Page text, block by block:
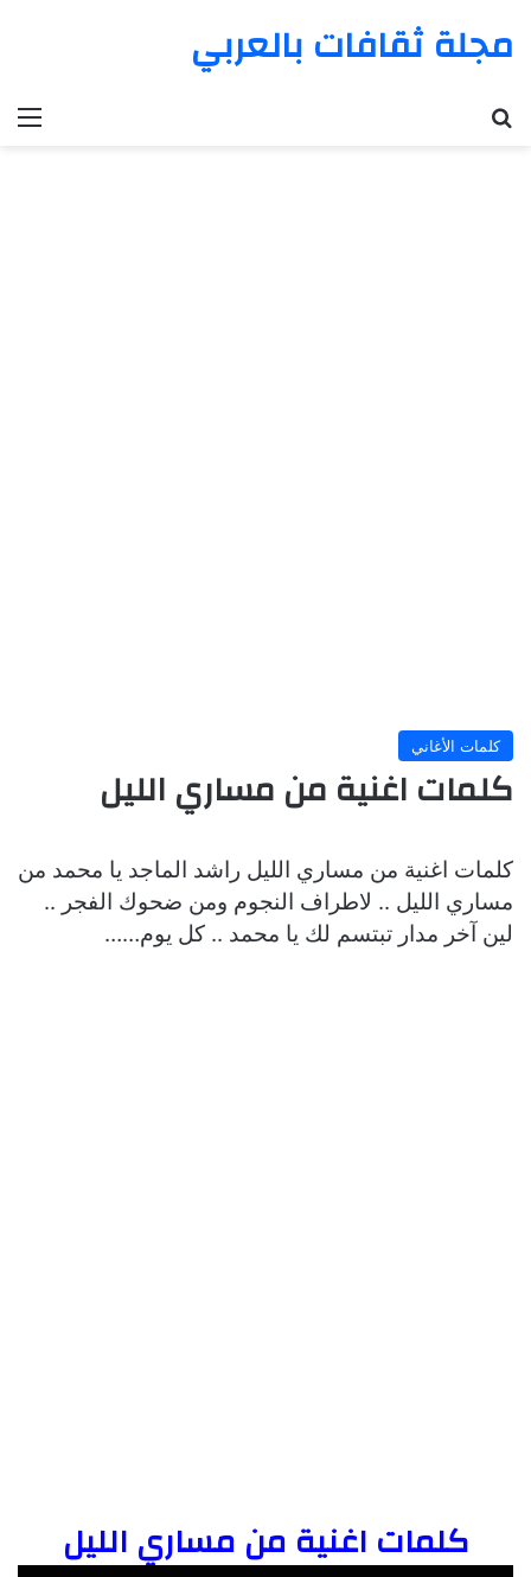
مجلة ثقافات بالعربي
كلمات الأغاني
كلمات اغنية من مساري الليل
كلمات اغنية من مساري الليل راشد الماجد يا محمد من
مساري الليل .. لاطراف النجوم ومن ضحوك الفجر ..
لين آخر مدار تبتسم لك يا محمد .. كل يوم……
كلمات اغنية من مساري الليل